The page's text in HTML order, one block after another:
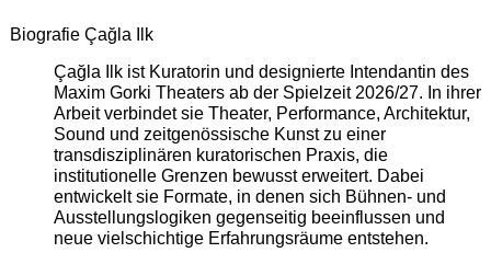
Biografie Çağla Ilk
Çağla Ilk ist Kuratorin und designierte Intendantin des
Maxim Gorki Theaters ab der Spielzeit 2026/27. In ihrer
Arbeit verbindet sie Theater, Performance, Architektur,
Sound und zeitgenössische Kunst zu einer
transdisziplinären kuratorischen Praxis, die
institutionelle Grenzen bewusst erweitert. Dabei
entwickelt sie Formate, in denen sich Bühnen- und
Ausstellungslogiken gegenseitig beeinflussen und
neue vielschichtige Erfahrungsräume entstehen.